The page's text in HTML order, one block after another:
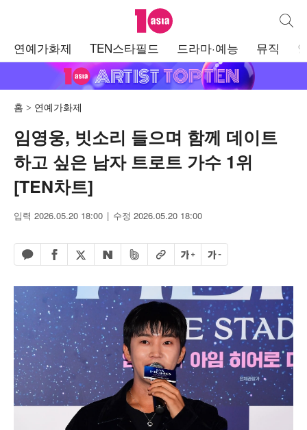
텐아시아 통합
연예가화제 TEN스타필드 드라마·예능 뮤직
홈 연예가화제
임영웅, 빗소리 들으며 함께 데이트
하고 싶은 남자 트로트 가수 1위
[TEN차트]
입력 2026.05.20 18:00 수정 2026.05.20 18:00
카카오톡 공유하기
페이스북 공유하기
엑스 공유하기
네이버 공유하기
밴드 공유하기
URL복사글자 크게글자 작게